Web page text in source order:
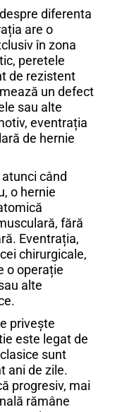
diferenta
are o
în zona
peretele
de rezistent
un defect
sau alte
eventrația
de hernie
când
o hernie
fără
Eventrația,
chirurgicale,
o operație
alte
privește
este legat de
sunt
ani de zile.
progresiv, mai
rămâne